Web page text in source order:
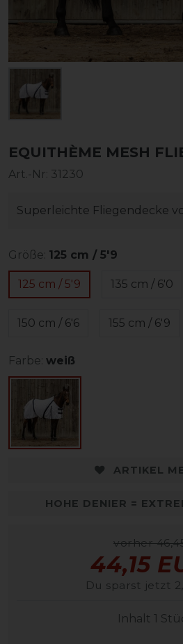
EQUITHÈME MESH
Art.-Nr: 31230
Superleichte Fliegendecke
Größe: 125 cm / 5'9
125 cm / 5'9 135 cm / 6'0
150 cm / 6'6 155 cm / 6'9
Farbe: weiß
ARTIKEL
HOHE DENIER =
vorher
44,15
Du sparst jetzt
Inhalt 1